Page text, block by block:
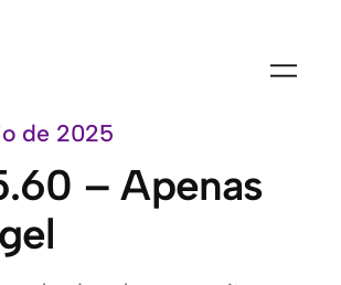
de 2025
– Apenas